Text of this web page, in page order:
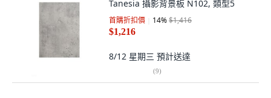
Tanesia 攝影背景板 N102, 類型5
首購折扣價 14%$1,416
$1,216
8/12 星期三 預計送達
(9)